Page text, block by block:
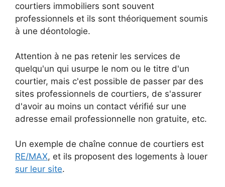
courtiers immobiliers sont souvent
professionnels et ils sont théoriquement soumis
à une déontologie.
Attention à ne pas retenir les services de
quelqu'un qui usurpe le nom ou le titre d'un
courtier, mais c'est possible de passer par des
sites professionnels de courtiers, de s'assurer
d'avoir au moins un contact vérifié sur une
adresse email professionnelle non gratuite, etc.
Un exemple de chaîne connue de courtiers est
RE/MAX, et ils proposent des logements à louer
sur leur site.